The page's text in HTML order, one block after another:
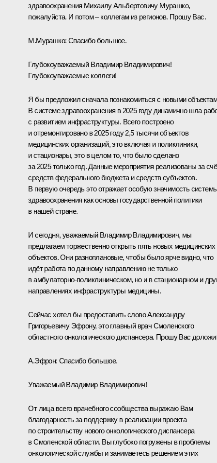
здравоохранения Михаилу Альбертовичу Мурашко,
пожалуйста. И потом – коллегам из регионов. Прошу Вас.
М.Мурашко: Спасибо большое.
Глубокоуважаемый Владимир Владимирович!
Глубокоуважаемые коллеги!
Я бы предложил сначала познакомиться с новыми
В системе здравоохранения в 2025 году динамично шла
с развитием инфраструктуры. Всего построено
и отремонтировано в 2025 году 2,5 тысячи объектов
медицинских организаций, это включая и поликлиники,
и стационары, это в целом то, что было сделано
за 2025 только год. Данные мероприятия реализованы за
средств федерального бюджета и средств субъектов.
В первую очередь это отражает особую значимость
здравоохранения как основы государственной политики
в нашей стране.
И сегодня, уважаемый Владимир Владимирович, мы
предлагаем торжественно открыть пять новых медицинских
объектов. Они разноплановые, чтобы было ярче видно, что
идёт работа по данному направлению не только
в амбулаторно-поликлиническом, но и в стационарном и
направлениях инфраструктуры медицины.
Сейчас хотел бы предоставить слово Александру
Григорьевичу Эфрону, это главный врач Смоленского
областного онкологического диспансера. Прошу Вас
А.Эфрон: Спасибо большое.
Уважаемый Владимир Владимирович!
От лица всего врачебного сообщества выражаю Вам
благодарность за поддержку в реализации проекта
по строительству нового онкологического диспансера
в Смоленской области. Вы глубоко погружены в проблемы
онкологической службы и занимаетесь решением этих